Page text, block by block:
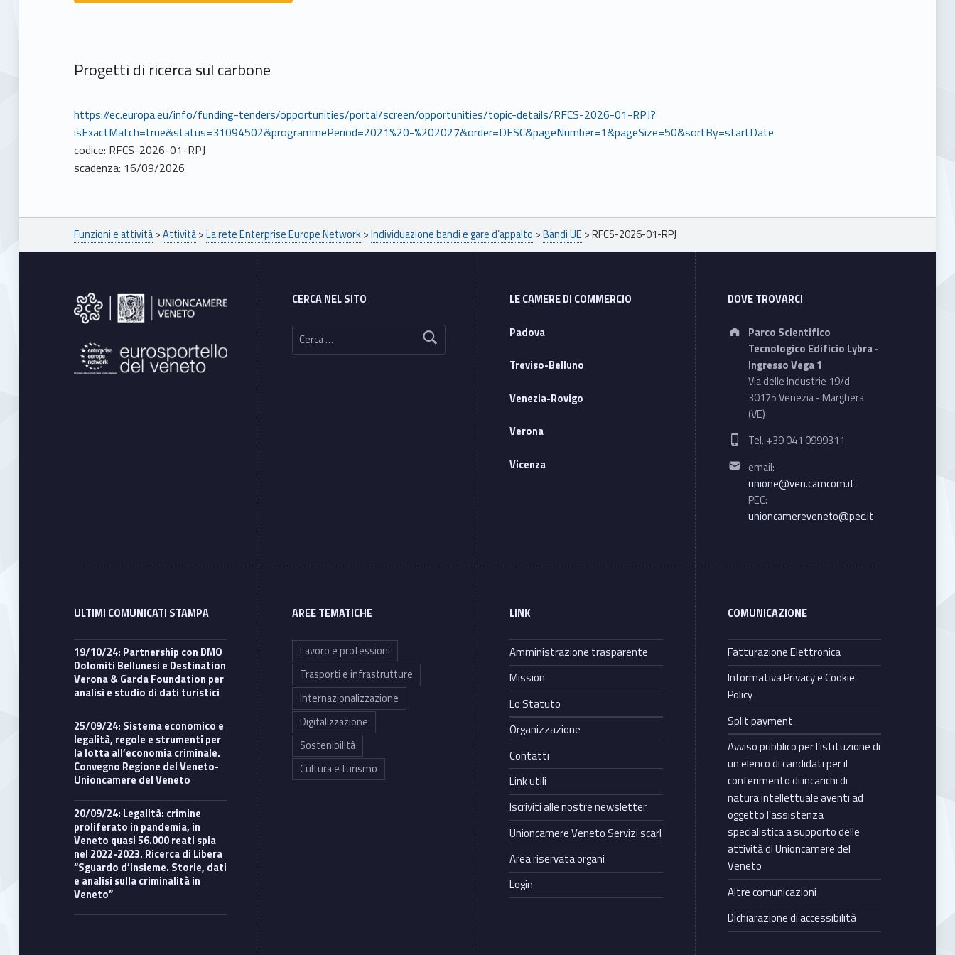
Progetti di ricerca sul carbone
https://ec.europa.eu/info/funding-tenders/opportunities/portal/screen/opportunities/topic-details/RFCS-2026-01-RPJ?
isExactMatch=true&status=31094502&programmePeriod=2021%20-%202027&order=DESC&pageNumber=1&pageSize=50&sortBy=startDate
codice: RFCS-2026-01-RPJ
scadenza: 16/09/2026
Breadcrumbs navigation
Funzioni e attività>Attività>La rete Enterprise Europe Network>Individuazione bandi e gare d’appalto >Bandi UE >RFCS-2026-01-RPJ
Footer sidebar
CERCA NEL SITO
Ricerca per:
LE CAMERE DI COMMERCIO
Padova
Treviso-Belluno
Venezia-Rovigo
Verona
Vicenza
DOVE TROVARCI
Address:
Parco Scientifico
Tecnologico Edificio Lybra -
Ingresso Vega 1
Via delle Industrie 19/d
30175 Venezia - Marghera
(VE)
Phone number:
Tel. +39 041 0999311
Email address:
email:
unione@ven.camcom.it
PEC:
unioncamereveneto@pec.it
ULTIMI COMUNICATI STAMPA
19/10/24: Partnership con DMO
Dolomiti Bellunesi e Destination
Verona & Garda Foundation per
analisi e studio di dati turistici
25/09/24: Sistema economico e
legalità, regole e strumenti per
la lotta all’economia criminale.
Convegno Regione del Veneto-
Unioncamere del Veneto
20/09/24: Legalità: crimine
proliferato in pandemia, in
Veneto quasi 56.000 reati spia
nel 2022-2023. Ricerca di Libera
“Sguardo d’insieme. Storie, dati
e analisi sulla criminalità in
Veneto”
AREE TEMATICHE
Lavoro e professioni
Trasporti e infrastrutture
Internazionalizzazione
Digitalizzazione
Sostenibilità
Cultura e turismo
LINK
Amministrazione trasparente
Mission
Lo Statuto
Organizzazione
Contatti
Link utili
Iscriviti alle nostre newsletter
Unioncamere Veneto Servizi scarl
Area riservata organi
Login
COMUNICAZIONE
Fatturazione Elettronica
Informativa Privacy e Cookie
Policy
Split payment
Avviso pubblico per l’istituzione di
un elenco di candidati per il
conferimento di incarichi di
natura intellettuale aventi ad
oggetto l’assistenza
specialistica a supporto delle
attività di Unioncamere del
Veneto
Altre comunicazioni
Dichiarazione di accessibilità